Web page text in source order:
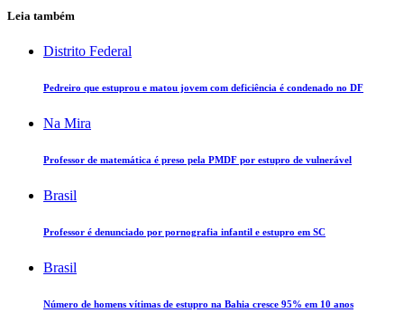
Leia também
Distrito Federal
Pedreiro que estuprou e matou jovem com deficiência é condenado no DF
Na Mira
Professor de matemática é preso pela PMDF por estupro de vulnerável
Brasil
Professor é denunciado por pornografia infantil e estupro em SC
Brasil
Número de homens vítimas de estupro na Bahia cresce 95% em 10 anos